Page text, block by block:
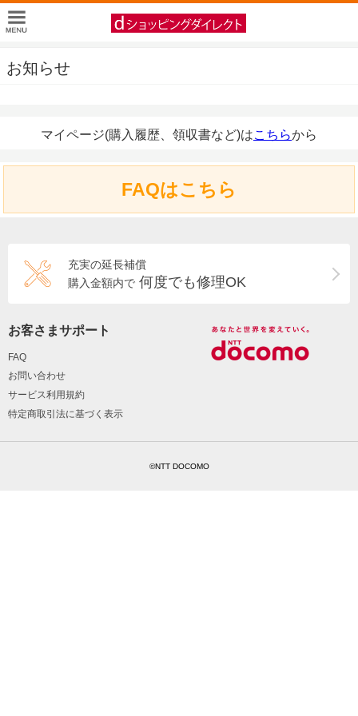
お知らせ
マイページ(購入履歴、領収書など)はこちらから
FAQはこちら
充実の延長補償
購入金額内で 何度でも修理OK
お客さまサポート
FAQ
お問い合わせ
サービス利用規約
特定商取引法に基づく表示
©NTT DOCOMO